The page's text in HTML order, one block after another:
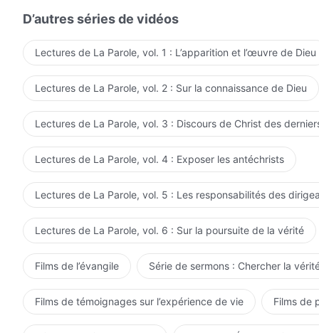
délibérément seront éliminés par cette étape de
soumettent délibérément et s'humilient volontiers
La connaissance que l'homme a de la vie atteint des
manière, l'œuvre de Dieu devient aussi de plus en
peut être rendu parfait et devenir apte à être utilisé
contrer et inverser les notions de l'homme et, d'autre
réaliste, et dans le plus grand des domaines de la
peut être accomplie. Tous ceux qui sont de nature
cette étape de l'œuvre rapide et puissante de Dieu ;
volontiers peuvent progresser jusqu'au bout du
Extrait de La Parole, vol. 1 : L'apparition et l'œuvre
D’autres séries de vidéos
Lectures de La Parole, vol. 1 : L’apparition et l’œuvre de Dieu
Lectures de La Parole, vol. 2 : Sur la connaissance de Dieu
Lectures de La Parole, vol. 3 : Discours de Christ des
Lectures de La Parole, vol. 4 : Exposer les antéchrists
Lectures de La Parole, vol. 5 : Les responsabilités des
Lectures de La Parole, vol. 6 : Sur la poursuite de la vérité
Films de l’évangile Série de sermons : Chercher la
Films de témoignages sur l’expérience de vie Films de